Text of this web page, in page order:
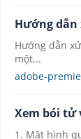
Hướng
Hướng dẫn
một...
adobe-
Xem bói tử
1. Mặt hình